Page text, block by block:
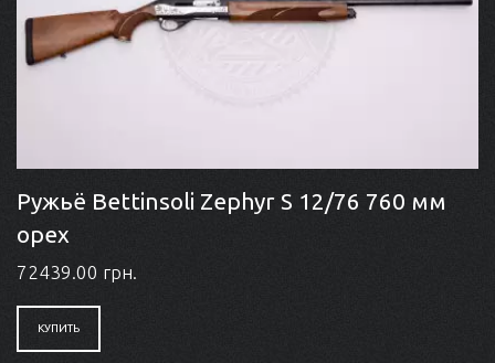
Ружьё Bettinsoli Zephyr S 12/76 760 мм
орех
72439.00 грн.
КУПИТЬ